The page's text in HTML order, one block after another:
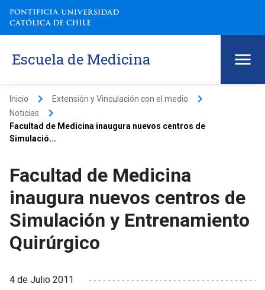
Escuela de Medicina
Inicio keyboard_arrow_right Extensión y Vinculación con el medio keyboard_arrow_right
Noticias keyboard_arrow_right
Facultad de Medicina inaugura nuevos centros de
Simulació...
Facultad de Medicina
inaugura nuevos centros de
Simulación y Entrenamiento
Quirúrgico
4 de Julio 2011